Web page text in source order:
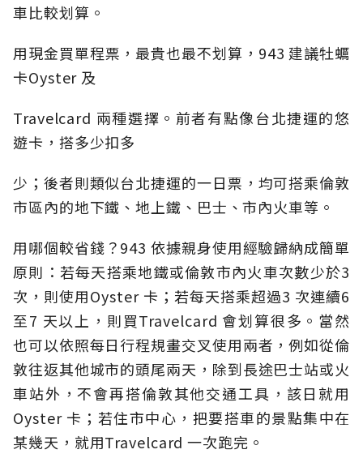
車比較划算。
用現金買單程票，最貴也最不划算，943 建議牡蠣
卡Oyster 及
Travelcard 兩種選擇。前者有點像台北捷運的悠
遊卡，搭多少扣多
少；後者則類似台北捷運的一日票，均可搭乘倫敦
市區內的地下鐵、地上鐵、巴士、市內火車等。
用哪個較省錢？943 依據親身使用經驗歸納成簡單
原則：若每天搭乘地鐵或倫敦市內火車次數少於3
次，則使用Oyster 卡；若每天搭乘超過3 次連續6
至7 天以上，則買Travelcard 會划算很多。當然
也可以依照每日行程規畫交叉使用兩者，例如從倫
敦往返其他城市的頭尾兩天，除到長途巴士站或火
車站外，不會再搭倫敦其他交通工具，該日就用
Oyster 卡；若住市中心，把要搭車的景點集中在
某幾天，就用Travelcard 一次跑完。